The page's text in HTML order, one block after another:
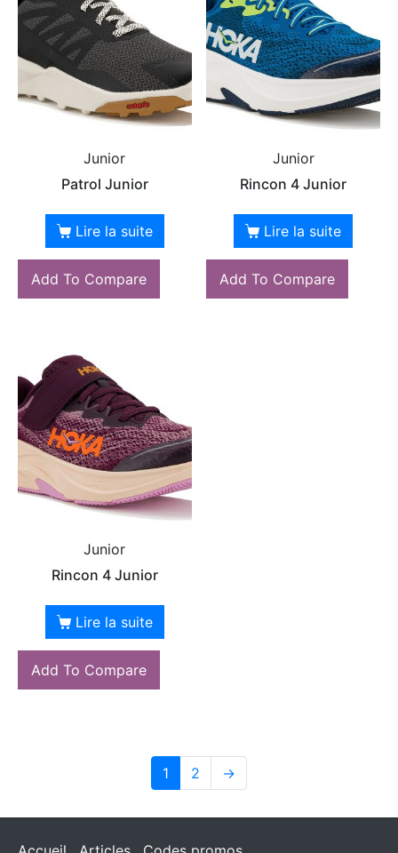
Junior
Patrol Junior
Lire la suite
Add To Compare
Junior
Rincon 4 Junior
Lire la suite
Add To Compare
Junior
Rincon 4 Junior
Lire la suite
Add To Compare
1 2 →